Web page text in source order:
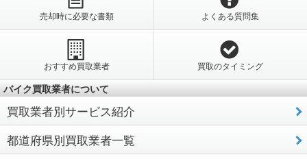
売却時に必要な書類 よくある質問集
おすすめ買取業者 買取のタイミング
バイク買取業者について
買取業者別サービス紹介
都道府県別買取業者一覧